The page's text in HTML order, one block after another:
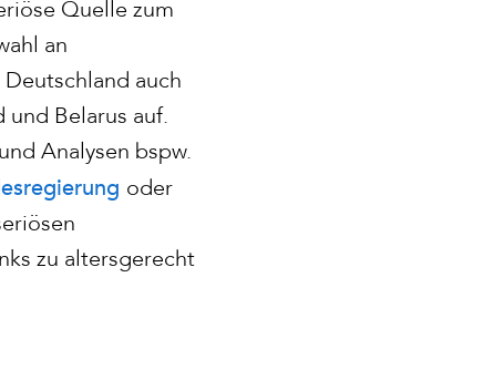
Quelle zum
an
auch
Belarus auf.
Analysen bspw.
oder
zu altersgerecht